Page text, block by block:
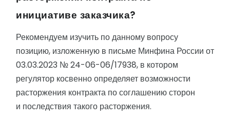
инициативе заказчика?
Рекомендуем изучить по данному вопросу
позицию, изложенную в письме Минфина России от
03.03.2023 № 24-06-06/17938, в котором
регулятор косвенно определяет возможности
расторжения контракта по соглашению сторон
и последствия такого расторжения.